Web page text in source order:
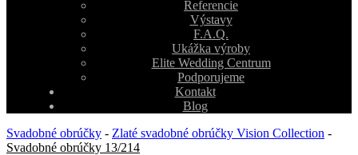
Referencie
Výstavy
F.A.Q.
Ukážka výroby
Elite Wedding Centrum
Podporujeme
Kontakt
Blog
Svadobné obrúčky - Zlaté svadobné obrúčky Vision Collection -
Svadobné obrúčky 13/214